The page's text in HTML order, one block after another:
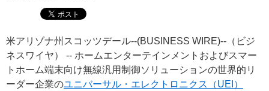
米アリゾナ州スコッツデール--(BUSINESS WIRE)--（ビジ
ネスワイヤ） -- ホームエンターテインメントおよびスマー
トホーム端末向け無線汎用制御ソリューションの世界的リ
ーダー企業のユニバーサル・エレクトロニクス（UEI）